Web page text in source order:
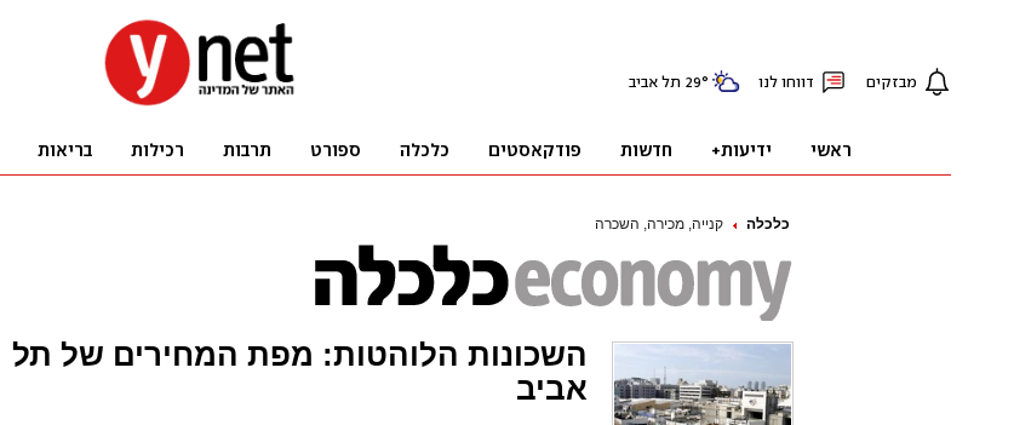
כלכלה קנייה, מכירה, השכרה
השכונות הלוהטות: מפת המחירים של תל
אביב